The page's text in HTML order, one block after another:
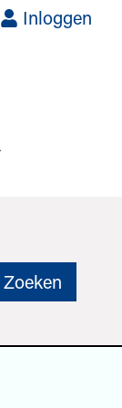
Inloggen
Zoeken